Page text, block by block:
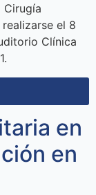
Cirugía
realizarse el 8
Clínica
en
en